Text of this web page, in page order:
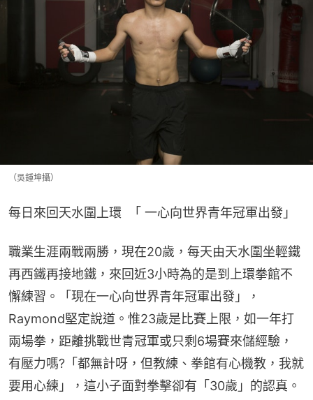
（吳鍾坤攝）
每日來回天水圍上環  「 一心向世界青年冠軍出發」
職業生涯兩戰兩勝，現在20歲，每天由天水圍坐輕鐵
再西鐵再接地鐵，來回近3小時為的是到上環拳館不
懈練習。「現在一心向世界青年冠軍出發」，
Raymond堅定說道。惟23歲是比賽上限，如一年打
兩場拳，距離挑戰世青冠軍或只剩6場賽來儲經驗，
有壓力嗎?「都無計呀，但教練、拳館有心機教，我就
要用心練」，這小子面對拳擊卻有「30歲」的認真。